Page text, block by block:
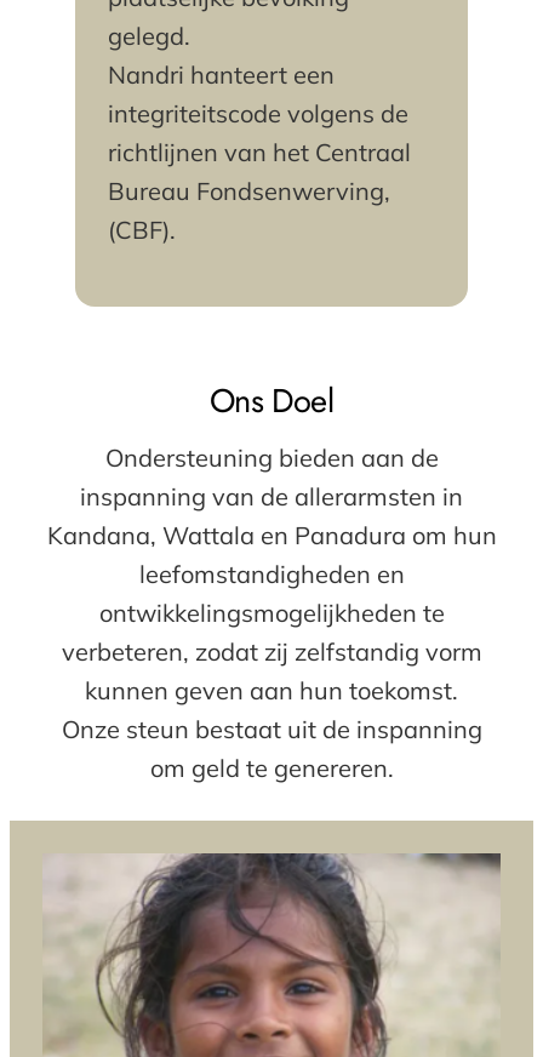
gelegd.
Nandri hanteert een
integriteitscode volgens de
richtlijnen van het Centraal
Bureau Fondsenwerving,
(CBF).
Ons Doel
Ondersteuning bieden aan de
inspanning van de allerarmsten in
Kandana, Wattala en Panadura om hun
leefomstandigheden en
ontwikkelingsmogelijkheden te
verbeteren, zodat zij zelfstandig vorm
kunnen geven aan hun toekomst.
Onze steun bestaat uit de inspanning
om geld te genereren.